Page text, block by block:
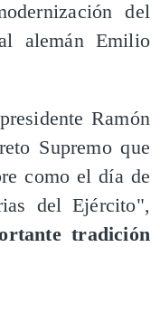
del
alemán Emilio
Ramón
Supremo que
como el día de
del Ejército",
tradición